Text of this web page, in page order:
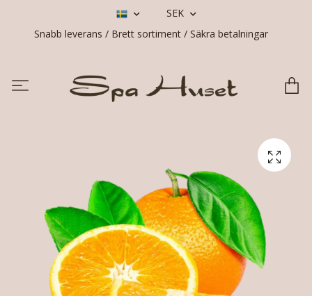
SEK
Snabb leverans / Brett sortiment / Säkra betalningar